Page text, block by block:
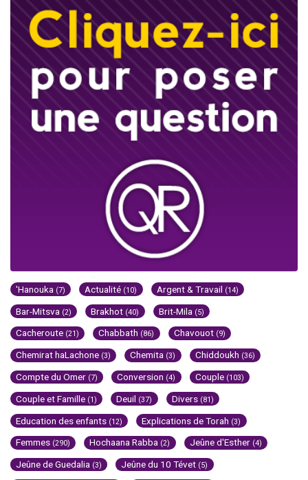
'Hanouka (7) Actualité (10) Argent & Travail (14)
Bar-Mitsva (2) Brakhot (40) Brit-Mila (5)
Cacheroute (21) Chabbath (86) Chavouot (9)
Chemirat haLachone (3) Chemita (3) Chiddoukh (36)
Compte du Omer (7) Conversion (4) Couple (103)
Couple et Famille (1) Deuil (37) Divers (81)
Education des enfants (12) Explications de Torah (3)
Femmes (290) Hochaana Rabba (2) Jeûne d'Esther (4)
Jeûne de Guedalia (3) Jeûne du 10 Tévet (5)